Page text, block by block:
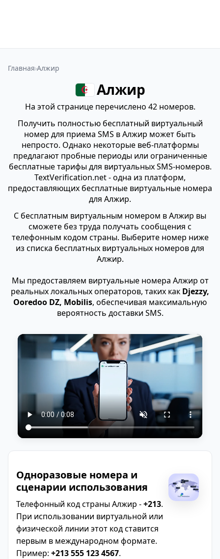
Главная Алжир
Алжир
На этой странице перечислено 42 номеров.
Получить полностью бесплатный виртуальный
номер для приема SMS в Алжир может быть
непросто. Однако некоторые веб-платформы
предлагают пробные периоды или ограниченные
бесплатные тарифы для виртуальных SMS-номеров.
TextVerification.net - одна из платформ,
предоставляющих бесплатные виртуальные номера
для Алжир.
С бесплатным виртуальным номером в Алжир вы
сможете без труда получать сообщения с
телефонным кодом страны. Выберите номер ниже
из списка бесплатных виртуальных номеров для
Алжир.
Мы предоставляем виртуальные номера Алжир от
реальных локальных операторов, таких как Djezzy,
Ooredoo DZ, Mobilis, обеспечивая максимальную
вероятность доставки SMS.
Одноразовые номера и
сценарии использования
Телефонный код страны Алжир -+213.
При использовании виртуальной или
физической линии этот код ставится
первым в международном формате.
Пример: +213 555 123 4567.